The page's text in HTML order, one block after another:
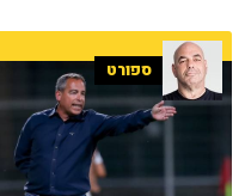
ספורט